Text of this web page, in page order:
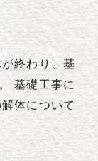
終わり、基
基礎工事に
体について